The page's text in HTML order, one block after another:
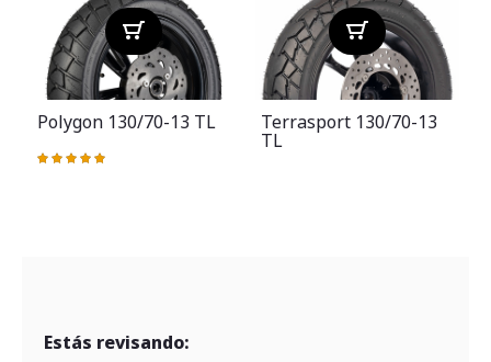
Polygon 130/70-13 TL
Valoración:
Terrasport 130/70-13
TL
Estás revisando: